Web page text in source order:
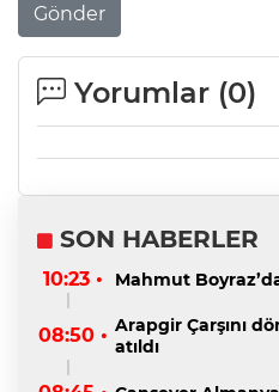
Gönder
Yorumlar (0)
SON HABERLER
10:23 • Mahmut
08:50 • Arapgir Çarşını
atıldı